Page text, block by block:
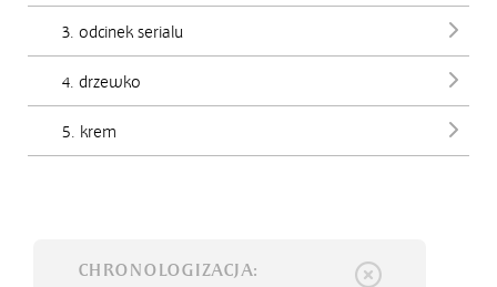
3. odcinek serialu
4. drzewko
5. krem
CHRONOLOGIZACJA: